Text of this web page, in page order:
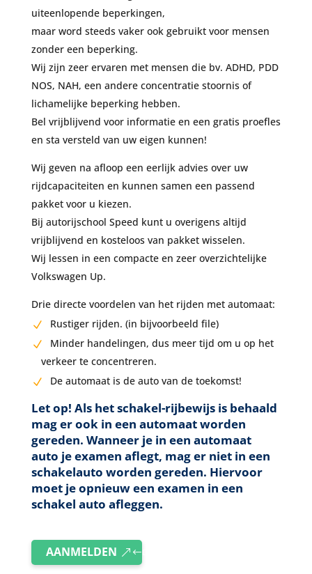
uiteenlopende beperkingen,
maar word steeds vaker ook gebruikt voor mensen
zonder een beperking.
Wij zijn zeer ervaren met mensen die bv. ADHD, PDD
NOS, NAH, een andere concentratie stoornis of
lichamelijke beperking hebben.
Bel vrijblijvend voor informatie en een gratis proefles
en sta versteld van uw eigen kunnen!
Wij geven na afloop een eerlijk advies over uw
rijdcapaciteiten en kunnen samen een passend
pakket voor u kiezen.
Bij autorijschool Speed kunt u overigens altijd
vrijblijvend en kosteloos van pakket wisselen.
Wij lessen in een compacte en zeer overzichtelijke
Volkswagen Up.
Drie directe voordelen van het rijden met automaat:
Rustiger rijden. (in bijvoorbeeld file)
Minder handelingen, dus meer tijd om u op het
verkeer te concentreren.
De automaat is de auto van de toekomst!
Let op! Als het schakel-rijbewijs is behaald
mag er ook in een automaat worden
gereden. Wanneer je in een automaat
auto je examen aflegt, mag er niet in een
schakelauto worden gereden. Hiervoor
moet je opnieuw een examen in een
schakel auto afleggen.
AANMELDEN